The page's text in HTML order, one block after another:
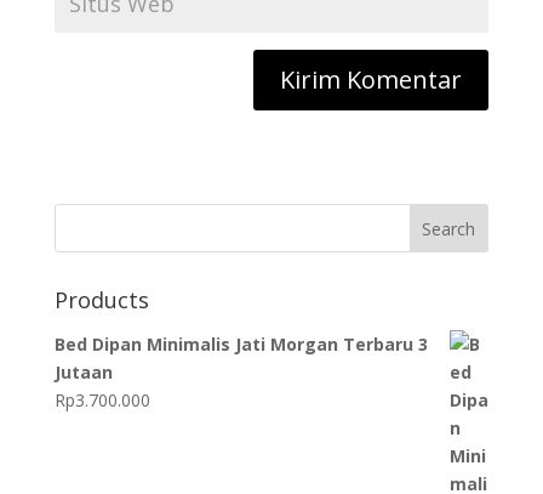
Search
Products
Bed Dipan Minimalis Jati Morgan Terbaru 3
Jutaan
Rp3.700.000